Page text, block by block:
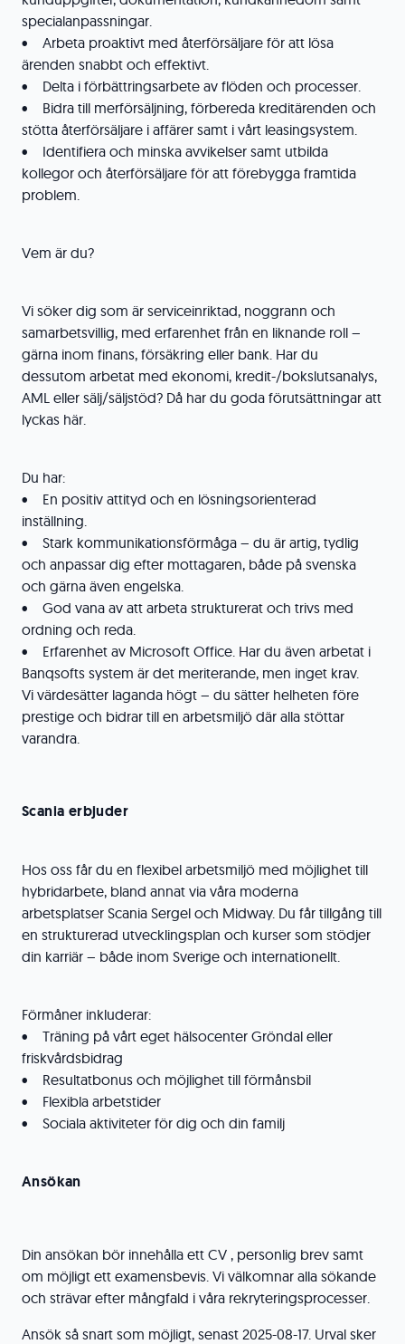
specialanpassningar.
• Arbeta proaktivt med återförsäljare för att lösa
ärenden snabbt och effektivt.
• Delta i förbättringsarbete av flöden och processer.
• Bidra till merförsäljning, förbereda kreditärenden och
stötta återförsäljare i affärer samt i vårt leasingsystem.
• Identifiera och minska avvikelser samt utbilda
kollegor och återförsäljare för att förebygga framtida
problem.
Vem är du?
Vi söker dig som är serviceinriktad, noggrann och
samarbetsvillig, med erfarenhet från en liknande roll –
gärna inom finans, försäkring eller bank. Har du
dessutom arbetat med ekonomi, kredit-/bokslutsanalys,
AML eller sälj/säljstöd? Då har du goda förutsättningar att
lyckas här.
Du har:
• En positiv attityd och en lösningsorienterad
inställning.
• Stark kommunikationsförmåga – du är artig, tydlig
och anpassar dig efter mottagaren, både på svenska
och gärna även engelska.
• God vana av att arbeta strukturerat och trivs med
ordning och reda.
• Erfarenhet av Microsoft Office. Har du även arbetat i
Banqsofts system är det meriterande, men inget krav.
Vi värdesätter laganda högt – du sätter helheten före
prestige och bidrar till en arbetsmiljö där alla stöttar
varandra.
Scania erbjuder
Hos oss får du en flexibel arbetsmiljö med möjlighet till
hybridarbete, bland annat via våra moderna
arbetsplatser Scania Sergel och Midway. Du får tillgång till
en strukturerad utvecklingsplan och kurser som stödjer
din karriär – både inom Sverige och internationellt.
Förmåner inkluderar:
• Träning på vårt eget hälsocenter Gröndal eller
friskvårdsbidrag
• Resultatbonus och möjlighet till förmånsbil
• Flexibla arbetstider
• Sociala aktiviteter för dig och din familj
Ansökan
Din ansökan bör innehålla ett CV , personlig brev samt
om möjligt ett examensbevis. Vi välkomnar alla sökande
och strävar efter mångfald i våra rekryteringsprocesser.
Ansök så snart som möjligt, senast 2025-08-17. Urval sker